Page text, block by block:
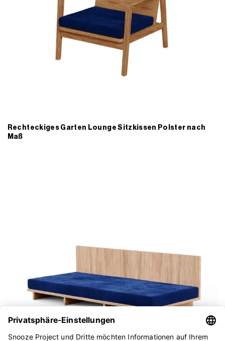
Rechteckiges Garten Lounge Sitzkissen Polster nach
Maß